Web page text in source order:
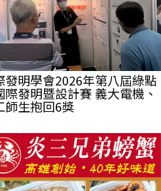
發明學會2026年第八屆綠點
際發明暨設計賽 義大電機、
師生抱回6獎